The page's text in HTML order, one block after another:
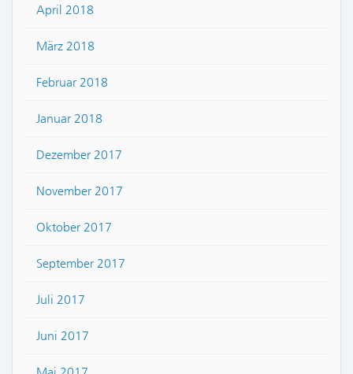
April 2018
März 2018
Februar 2018
Januar 2018
Dezember 2017
November 2017
Oktober 2017
September 2017
Juli 2017
Juni 2017